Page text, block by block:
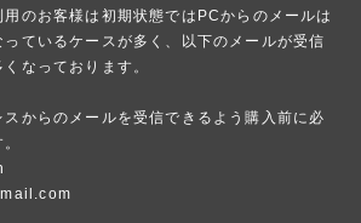
のお客様は初期状態ではPCからのメールは
ているケースが多く、以下のメールが受信
なっております。
からのメールを受信できるよう購入前に必